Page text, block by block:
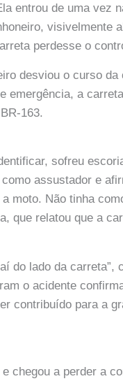
entrou de uma vez
visivelmente
perdesse o
desviou o curso da
emergência, a
163.
sofreu
assustador e
moto. Não tinha
que relatou que a
do lado da carreta”,
o acidente
contribuído para a
chegou a perder a